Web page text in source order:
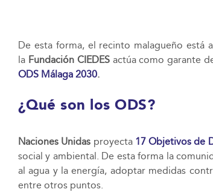
De esta forma, el recinto malagueño está
laFundación CIEDESactúa como garante
ODS Málaga 2030.
¿Qué son los ODS?
Naciones Unidas proyecta 17 Objetivos de
social y ambiental. De esta forma la
al agua y la energía, adoptar medidas
entre otros puntos.